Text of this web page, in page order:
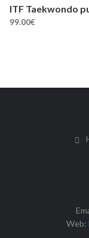
ITF Taekwondo
99.00€
Web: